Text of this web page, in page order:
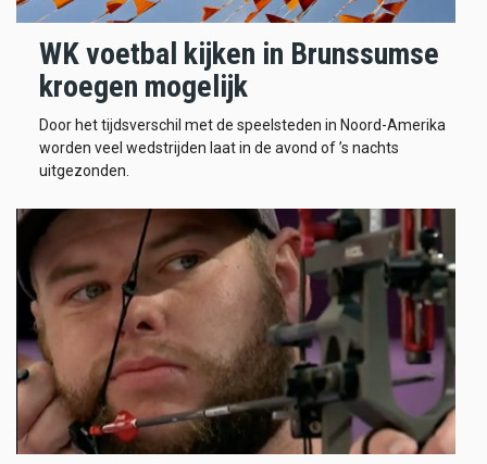
WK voetbal kijken in Brunssumse
kroegen mogelijk
Door het tijdsverschil met de speelsteden in Noord-Amerika
worden veel wedstrijden laat in de avond of ’s nachts
uitgezonden.